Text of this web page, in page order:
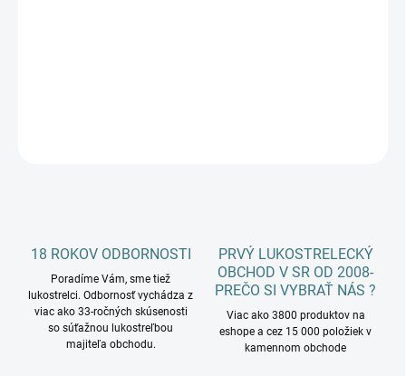
18 ROKOV ODBORNOSTI
Poradíme Vám, sme tiež
lukostrelci. Odbornosť vychádza z
viac ako 33-ročných skúsenosti
so súťažnou lukostreľbou
majiteľa obchodu.
PRVÝ LUKOSTRELECKÝ
OBCHOD V SR OD 2008-
PREČO SI VYBRAŤ NÁS ?
Viac ako 3800 produktov na
eshope a cez 15 000 položiek v
kamennom obchode